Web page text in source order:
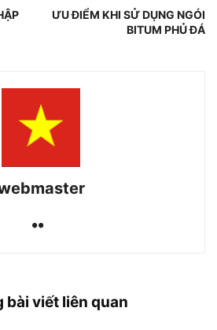
ƯU ĐIỂM KHI SỬ DỤNG NGÓI
BITUM PHỦ ĐÁ
bài viết liên quan